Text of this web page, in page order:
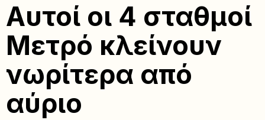
Αυτοί οι 4 σταθμοί
Μετρό κλείνουν
νωρίτερα από
αύριο